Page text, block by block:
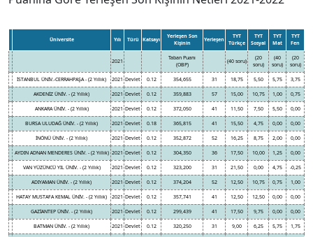
Üniversite Yılı Türü Katsayı
Yerleşen Son
Kişinin
Yerleşen
TYT
Türkçe
TYT
Sosyal
TYT
Mat
TYT
Fen
2021
Taban Puanı
(OBP)
(40 soru)
(20
soru)
(40
soru)
(20
soru)
İSTANBUL ÜNİV.-CERRAHPAŞA - (2 Yıllık) 2021 Devlet 0.12 354,655 31 18,75 5,50 5,75 3,75
AKDENİZ ÜNİV. - (2 Yıllık) 2021 Devlet 0.12 359,883 57 15,00 10,75 1,00 0,75
ANKARA ÜNİV. - (2 Yıllık) 2021 Devlet 0.12 372,050 41 11,50 7,50 5,50 0,00
BURSA ULUDAĞ ÜNİV. - (2 Yıllık) 2021 Devlet 0.18 365,815 41 15,50 4,75 0,00 0,00
İNÖNÜ ÜNİV. - (2 Yıllık) 2021 Devlet 0.12 352,872 52 16,25 8,75 2,00 0,00
AYDIN ADNAN MENDERES ÜNİV. - (2 Yıllık) 2021 Devlet 0.12 304,350 36 17,50 10,00 1,25 0,00
VAN YÜZÜNCÜ YIL ÜNİV. - (2 Yıllık) 2021 Devlet 0.12 323,200 31 21,50 0,00 4,75 -0,25
ADIYAMAN ÜNİV. - (2 Yıllık) 2021 Devlet 0.12 374,204 52 12,50 10,75 0,75 1,00
HATAY MUSTAFA KEMAL ÜNİV. - (2 Yıllık) 2021 Devlet 0.12 357,741 41 12,50 12,50 0,00 0,00
GAZİANTEP ÜNİV. - (2 Yıllık) 2021 Devlet 0.12 299,439 41 17,50 9,75 0,00 0,00
BATMAN ÜNİV. - (2 Yıllık) 2021 Devlet 0.12 320,250 31 9,00 6,25 5,75 1,75